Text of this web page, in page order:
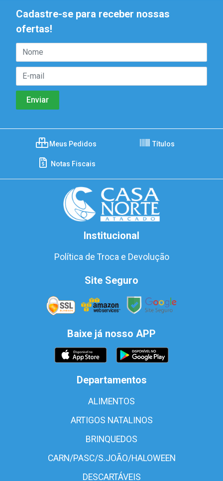
Cadastre-se para receber nossas
ofertas!
Meus Pedidos Títulos
Notas Fiscais
Institucional
Política de Troca e Devolução
Site Seguro
Baixe já nosso APP
Departamentos
ALIMENTOS
ARTIGOS NATALINOS
BRINQUEDOS
CARN/PASC/S.JOÃO/HALOWEEN
DESCARTÁVEIS